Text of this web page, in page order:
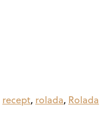
recept, rolada, Rolada